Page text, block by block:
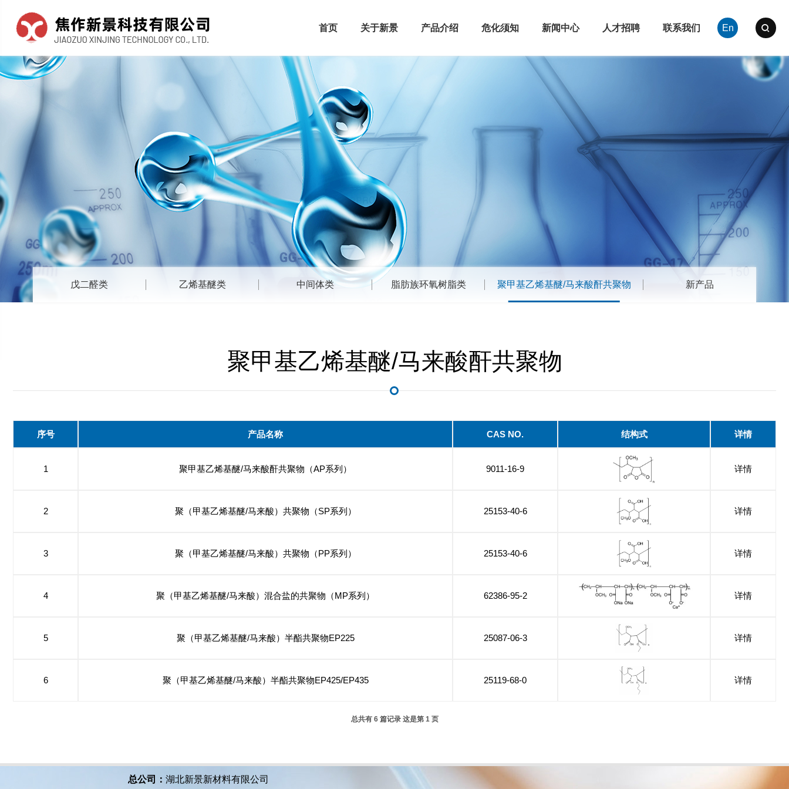
首页 关于新景 产品介绍 危化须知 新闻中心 人才招聘 联系我们 En
戊二醛类 乙烯基醚类 中间体类 脂肪族环氧树脂类 聚甲基乙烯基醚/马来酸酐共聚物 新产品
聚甲基乙烯基醚/马来酸酐共聚物
序号 产品名称 CAS NO. 结构式 详情
1 聚甲基乙烯基醚/马来酸酐共聚物（AP系列） 9011-16-9 详情
2 聚（甲基乙烯基醚/马来酸）共聚物（SP系列） 25153-40-6 详情
3 聚（甲基乙烯基醚/马来酸）共聚物（PP系列） 25153-40-6 详情
4 聚（甲基乙烯基醚/马来酸）混合盐的共聚物（MP系列） 62386-95-2 详情
5 聚（甲基乙烯基醚/马来酸）半酯共聚物EP225 25087-06-3 详情
6 聚（甲基乙烯基醚/马来酸）半酯共聚物EP425/EP435 25119-68-0 详情
总共有 6 篇记录 这是第 1 页
总公司： 湖北新景新材料有限公司